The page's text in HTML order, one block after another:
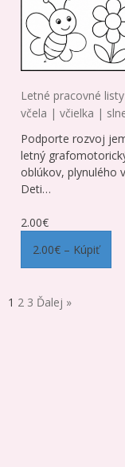
Letné pracovné
včela | včielka |
Podporte rozvoj
letný
oblúkov, plynulého
Deti…
2.00€
2.00€ – Kúpiť
1 2 3 Ďalej »